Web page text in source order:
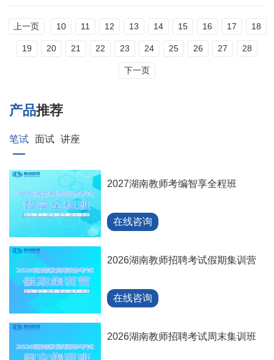
上一页 10 11 12 13 14 15 16 17 18
19 20 21 22 23 24 25 26 27 28
下一页
产品推荐
笔试 面试 讲座
2027湖南教师考编智享全程班
在线咨询
2026湖南教师招聘考试假期集训营
在线咨询
2026湖南教师招聘考试周末集训班